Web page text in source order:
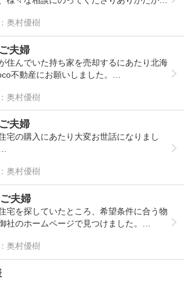
です！
に一部リフォームとメンテナンスを実施し
たおかげで、
て新生活が送れそうです！
奥村優樹
夫婦
住んでいた持ち家を売却するにあたり北海
不動産にお願いしました。
ていましたが北海道moco不動産に電話し
でした。
住んでいたので細かい事などは代理で行っ
だきとても助かりました。
ちらの希望や不動産売却するにあたっての
せられました。
んもすぐに見つけて頂き、売却までスムー
が進みストレスなく取引ができ感謝してい
奥村優樹
夫婦
宅の購入にあたり大変お世話になりまし
たです！またこまめに連絡もくださり安心
した。
笑顔で明るい方で、対応して頂き本当に良
と思いました！ありがとうございました！
奥村優樹
夫婦
宅を探していたところ、希望条件に合う物
社のホームページで見つけました。
出会えたことがとても嬉しかったです。
、購入後のリフォームも御社で一貫してお
きると知り、安心してお任せできると感じ
奥村優樹